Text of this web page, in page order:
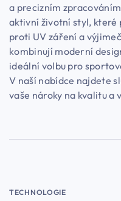
a precizním
aktivní životní styl, které
proti UV záření a
kombinují moderní
ideální volbu pro
V naší nabídce najdete
vaše nároky na kvalitu
TECHNOLOGIE